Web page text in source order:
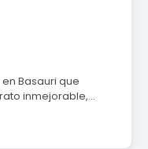
Basauri que
inmejorable,…